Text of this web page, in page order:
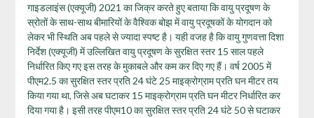
गाइडलाइंस (एक्यूजी) 2021 का जिक्र करते हुए बताया कि वायु प्रदूषण के
स्रोतों के साथ-साथ बीमारियों के वैश्विक बोझ में वायु प्रदूषकों के योगदान को
लेकर भी स्थिति अब पहले से ज्यादा स्पष्ट है। यही वजह है कि वायु गुणवत्ता दिशा
निर्देश (एक्यूजी) में उल्लिखित वायु प्रदूषण के सुरक्षित स्तर 15 साल पहले
निर्धारित किए गए इस तरह के मुकाबले और कम कर दिए गए हैं। वर्ष 2005 में
पीएम2.5 का सुरक्षित स्‍तर प्रति 24 घंटे 25 माइक्रोग्राम प्रति घन मीटर तय
किया गया था, जिसे अब घटाकर 15 माइक्रोग्राम प्रति घन मीटर निर्धारित कर
दिया गया है। इसी तरह पीएम10 का सुरक्षित स्‍तर प्रति 24 घंटे 50 से घटाकर